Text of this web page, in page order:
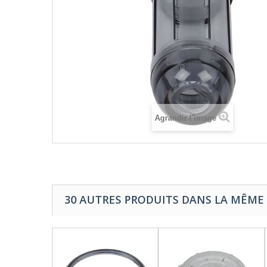
Agrandir l'image
30 AUTRES PRODUITS DANS LA MÊME